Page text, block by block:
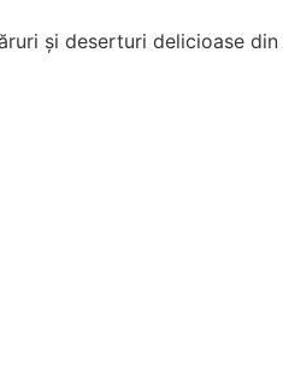
și deserturi delicioase din